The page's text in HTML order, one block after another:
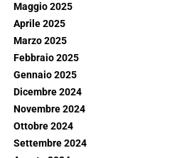
Maggio 2025
Aprile 2025
Marzo 2025
Febbraio 2025
Gennaio 2025
Dicembre 2024
Novembre 2024
Ottobre 2024
Settembre 2024